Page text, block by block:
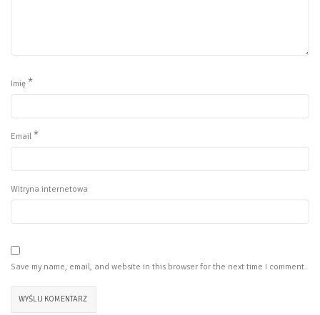
Imię *
Email *
Witryna internetowa
Save my name, email, and website in this browser for the next time I comment.